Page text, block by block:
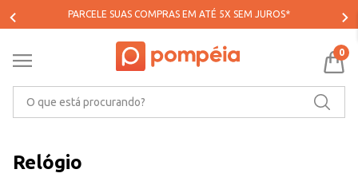
PARCELE SUAS COMPRAS EM ATÉ 5X SEM JUROS*
0
Relógio